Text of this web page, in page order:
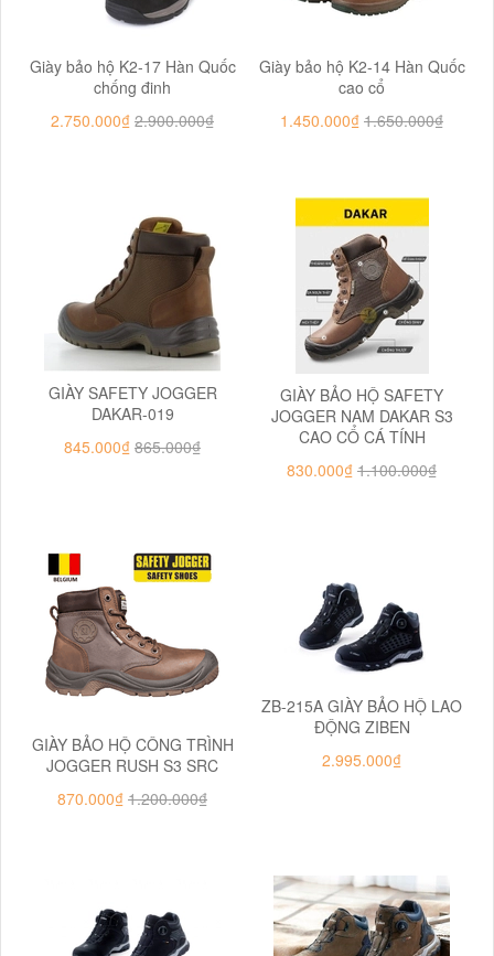
Giày bảo hộ K2-17 Hàn Quốc
chống đinh
2.750.000₫ 2.900.000₫
Giày bảo hộ K2-14 Hàn Quốc
cao cổ
1.450.000₫ 1.650.000₫
GIÀY SAFETY JOGGER
DAKAR-019
845.000₫ 865.000₫
GIÀY BẢO HỘ SAFETY
JOGGER NAM DAKAR S3
CAO CỔ CÁ TÍNH
830.000₫ 1.100.000₫
GIÀY BẢO HỘ CÔNG TRÌNH
JOGGER RUSH S3 SRC
870.000₫ 1.200.000₫
ZB-215A GIÀY BẢO HỘ LAO
ĐỘNG ZIBEN
2.995.000₫